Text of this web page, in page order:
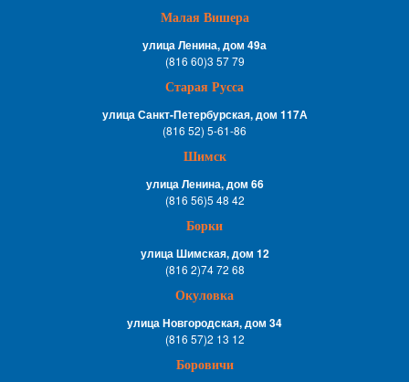
Малая Вишера
улица Ленина, дом 49а
(816 60)3 57 79
Старая Русса
улица Санкт-Петербурская, дом 117А
(816 52) 5-61-86
Шимск
улица Ленина, дом 66
(816 56)5 48 42
Борки
улица Шимская, дом 12
(816 2)74 72 68
Окуловка
улица Новгородская, дом 34
(816 57)2 13 12
Боровичи